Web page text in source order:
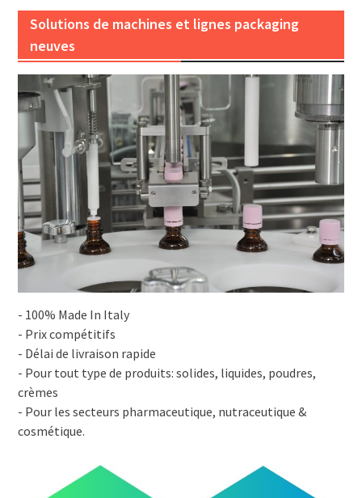
Solutions de machines et lignes packaging
neuves
- 100% Made In Italy
- Prix compétitifs
- Délai de livraison rapide
- Pour tout type de produits: solides, liquides, poudres,
crèmes
- Pour les secteurs pharmaceutique, nutraceutique &
cosmétique.